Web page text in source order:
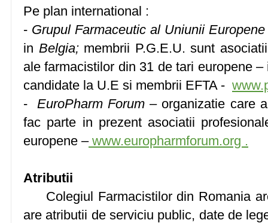
Pe plan international :
- Grupul Farmaceutic al Uniunii
in Belgia;membrii P.G.E.U. sunt
ale farmacistilor din 31 de tari europene
candidate la U.E si membrii EFTA -
- EuroPharm Forum – organizatie care
fac parte in prezent asociatii
europene –www.europharmforum.org .
Atributii
Colegiul Farmacistilor din Romania
are atributii de serviciu public, date de